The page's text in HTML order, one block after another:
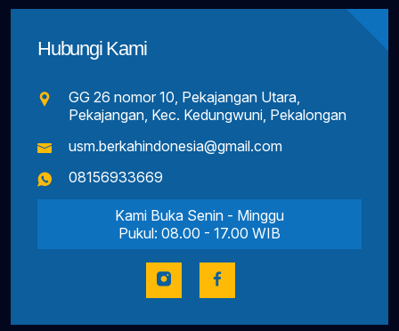
Hubungi Kami
GG 26 nomor 10, Pekajangan Utara,
Pekajangan, Kec. Kedungwuni, Pekalongan
usm.berkahindonesia@gmail.com
08156933669
Kami Buka Senin - Minggu
Pukul: 08.00 - 17.00 WIB